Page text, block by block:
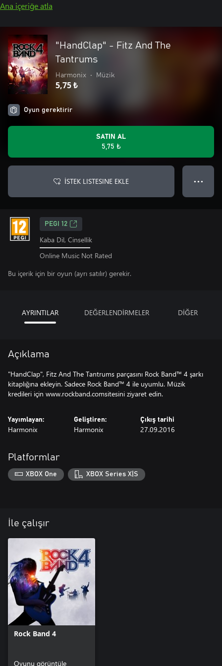
Ana içeriğe atla
"HandClap" - Fitz And The
Tantrums
Harmonix • Müzik
5,75 ₺
Oyun gerektirir
SATIN AL
5,75 ₺
İSTEK LISTESINE EKLE ● ● ●
PEGI 12
Kaba Dil, Cinsellik
Online Music Not Rated
Bu içerik için bir oyun (ayrı satılır) gerekir.
AYRINTILAR DEĞERLENDİRMELER DİĞER
Açıklama
"HandClap", Fitz And The Tantrums parçasını Rock Band™ 4 şarkı
kitaplığına ekleyin. Sadece Rock Band™ 4 ile uyumlu. Müzik
kredileri için www.rockband.comsitesini ziyaret edin.
Yayımlayan:
Harmonix
Geliştiren:
Harmonix
Çıkış tarihi
27.09.2016
Platformlar
XBOX One XBOX Series X|S
İle çalışır
Rock Band 4
Oyunu görüntüle